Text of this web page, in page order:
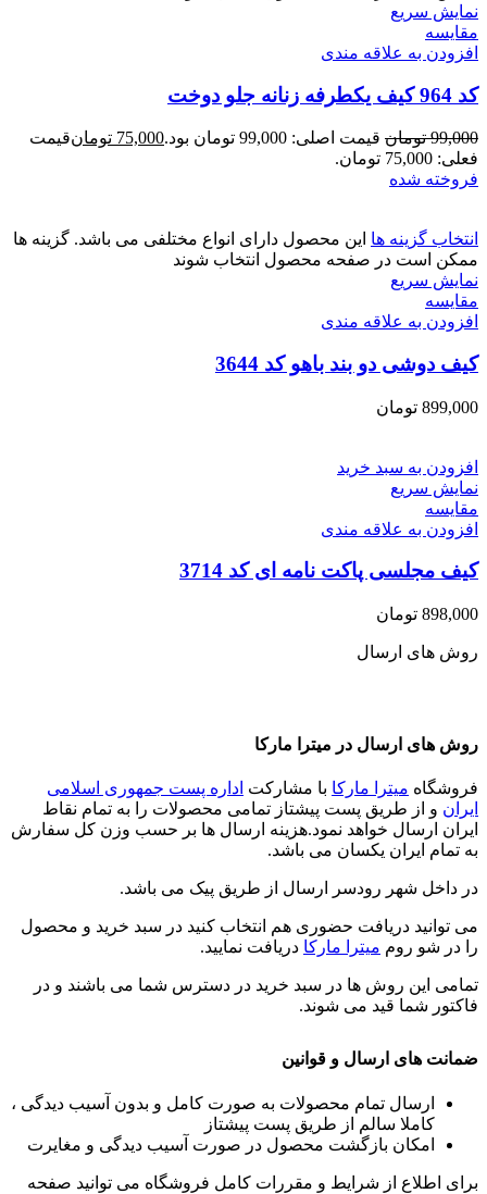
نمایش سریع
مقايسه
افزودن به علاقه مندی
کد 964 کیف یکطرفه زنانه جلو دوخت
99,000 تومان قیمت اصلی: 99,000 تومان بود. 75,000 تومانقیمت
فعلی: 75,000 تومان.
فروخته شده
انتخاب گزینه ها این محصول دارای انواع مختلفی می باشد. گزینه ها
ممکن است در صفحه محصول انتخاب شوند
نمایش سریع
مقايسه
افزودن به علاقه مندی
کیف دوشی دو بند باهو کد 3644
899,000 تومان
افزودن به سبد خرید
نمایش سریع
مقايسه
افزودن به علاقه مندی
کیف مجلسی پاکت نامه ای کد 3714
898,000 تومان
روش های ارسال
روش های ارسال در میترا مارکا
فروشگاه میترا مارکا با مشارکت اداره پست جمهوری اسلامی
ایران و از طریق پست پیشتاز تمامی محصولات را به تمام نقاط
ایران ارسال خواهد نمود.هزینه ارسال ها بر حسب وزن کل سفارش
به تمام ایران یکسان می باشد.
در داخل شهر رودسر ارسال از طریق پیک می باشد.
می توانید دریافت حضوری هم انتخاب کنید در سبد خرید و محصول
را در شو روم میترا مارکا دریافت نمایید.
تمامی این روش ها در سبد خرید در دسترس شما می باشند و در
فاکتور شما قید می شوند.
ضمانت های ارسال و قوانین
ارسال تمام محصولات به صورت کامل و بدون آسیب دیدگی ،
کاملا سالم از طریق پست پیشتاز
امکان بازگشت محصول در صورت آسیب دیدگی و مغایرت
برای اطلاع از شرایط و مقررات کامل فروشگاه می توانید صفحه